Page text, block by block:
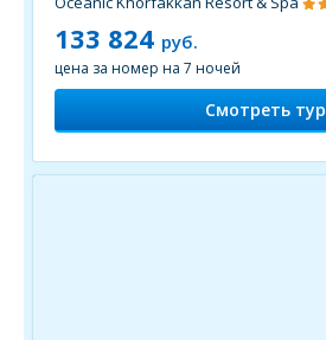
133 824 руб.
цена за номер на 7 ночей
Смотреть тур